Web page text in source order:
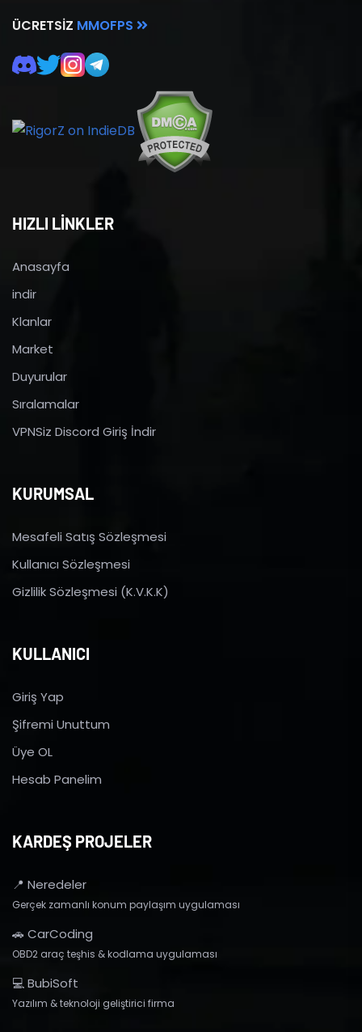
ÜCRETSIZ MMOFPS
HIZLI LİNKLER
Anasayfa
indir
Klanlar
Market
Duyurular
Sıralamalar
VPNSiz Discord Giriş İndir
KURUMSAL
Mesafeli Satış Sözleşmesi
Kullanıcı Sözleşmesi
Gizlilik Sözleşmesi (K.V.K.K)
KULLANICI
Giriş Yap
Şifremi Unuttum
Üye OL
Hesab Panelim
KARDEŞ PROJELER
📍 Neredeler
Gerçek zamanlı konum paylaşım uygulaması
🚗 CarCoding
OBD2 araç teşhis & kodlama uygulaması
💻 BubiSoft
Yazılım & teknoloji geliştirici firma